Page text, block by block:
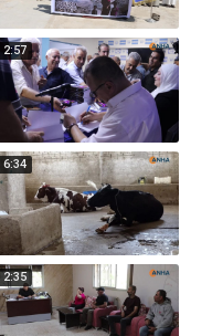
2:57
6:34
2:35